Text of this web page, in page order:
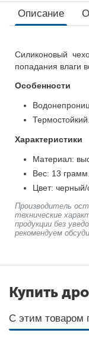
Описание
Силиконовый
попадания влаги
Особенности
Термостойкий.
Характеристики
Материал:
Вес: 13 грамм.
Цвет: черный/
Производитель
технические
продукции без
рекомендуем
Купить
С этим товаром